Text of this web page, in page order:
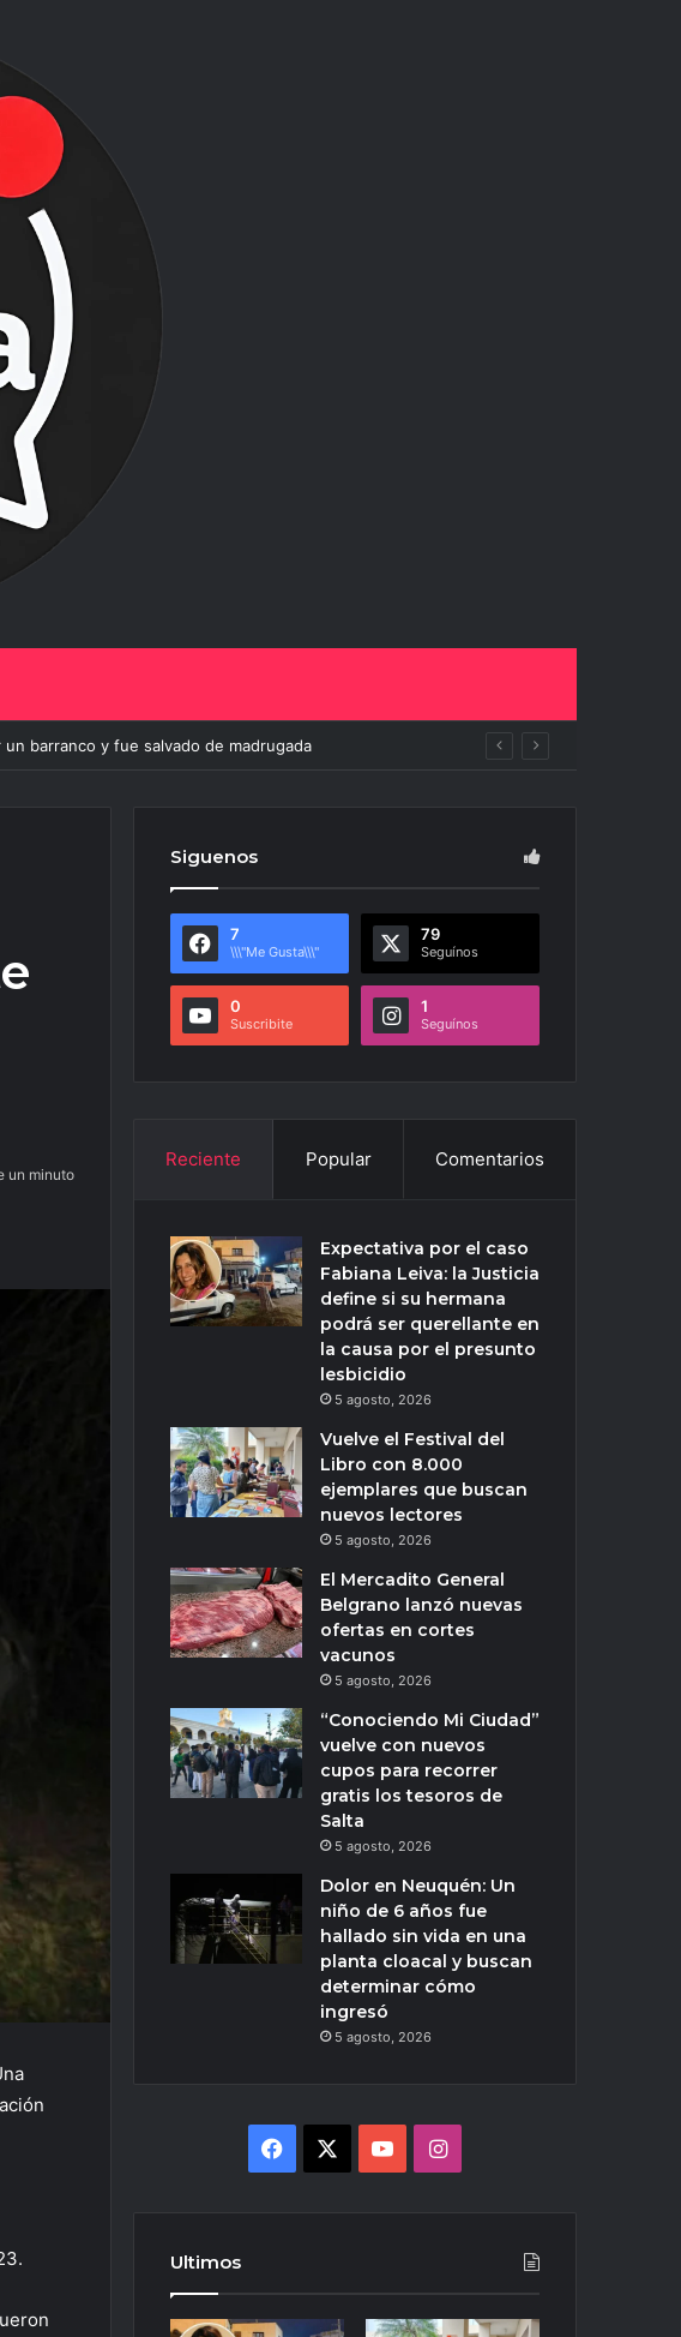
contra el delito
un minuto
Siguenos
7
\\\"Me Gusta\\\"
79
Seguínos
0
Suscribite
1
Seguínos
Reciente Popular Comentarios
Expectativa por el caso
Fabiana Leiva: la Justicia
define si su hermana
podrá ser querellante en
la causa por el presunto
lesbicidio
5 agosto, 2026
Vuelve el Festival del
Libro con 8.000
ejemplares que buscan
nuevos lectores
5 agosto, 2026
El Mercadito General
Belgrano lanzó nuevas
ofertas en cortes
vacunos
5 agosto, 2026
“Conociendo Mi Ciudad”
vuelve con nuevos
cupos para recorrer
gratis los tesoros de
Salta
5 agosto, 2026
Dolor en Neuquén: Un
niño de 6 años fue
hallado sin vida en una
planta cloacal y buscan
determinar cómo
ingresó
5 agosto, 2026
Facebook YouTubeInstagram
Ultimos